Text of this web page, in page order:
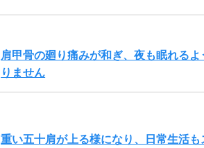
肩甲骨の廻り痛みが和ぎ、夜も眠れる
りません
重い五十肩が上る様になり、日常生活も